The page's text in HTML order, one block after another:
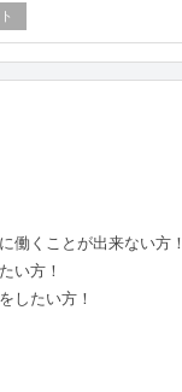
働くことが出来ない方！
い方！
したい方！